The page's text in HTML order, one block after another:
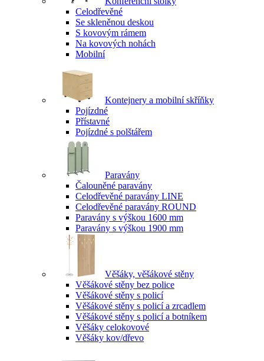
Celodřevěné
Se skleněnou deskou
S kovovým rámem
Na kovových nohách
Mobilní
Kontejnery a mobilní skříňky
Pojízdné
Přístavné
Pojízdné s polštářem
Paravány
Čalouněné paravány
Celodřevěné paravány LINE
Celodřevěné paravány ROUND
Paravány s výškou 1600 mm
Paravány s výškou 1900 mm
Věšáky, věšákové stěny
Věšákové stěny bez police
Věšákové stěny s policí
Věšákové stěny s policí a zrcadlem
Věšákové stěny s policí a botníkem
Věšáky celokovové
Věšáky kov/dřevo